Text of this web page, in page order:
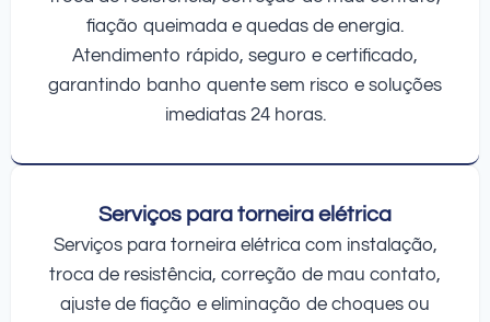
fiação queimada e quedas de energia.
Atendimento rápido, seguro e certificado,
garantindo banho quente sem risco e soluções
imediatas 24 horas.
Serviços para torneira elétrica
Serviços para torneira elétrica com instalação,
troca de resistência, correção de mau contato,
ajuste de fiação e eliminação de choques ou